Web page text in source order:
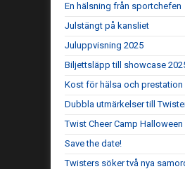
En hälsning från sportchefen
Julstängt på kansliet
Juluppvisning 2025
Biljettsläpp till showcase
Kost för hälsa och prestation
Dubbla utmärkelser till
Twist Cheer Camp
Save the date!
Twisters söker två nya